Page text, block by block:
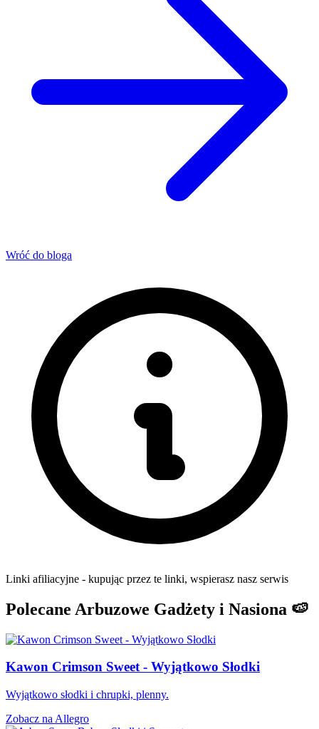
Wróć do bloga
Linki afiliacyjne - kupując przez te linki, wspierasz nasz serwis
Polecane Arbuzowe Gadżety i Nasiona 🍉
Kawon Crimson Sweet - Wyjątkowo Słodki
Wyjątkowo słodki i chrupki, plenny.
Zobacz na Allegro